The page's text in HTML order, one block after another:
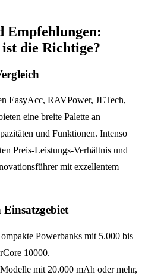
Empfehlungen:
die Richtige?
EasyAcc, RAVPower, JETech,
eine breite Palette an
und Funktionen. Intenso
Preis-Leistungs-Verhältnis und
mit exzellentem
Powerbanks mit 5.000 bis
10000.
mit 20.000 mAh oder mehr,